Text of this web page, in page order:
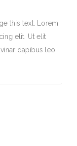
this text. Lorem
elit. Ut elit
dapibus leo